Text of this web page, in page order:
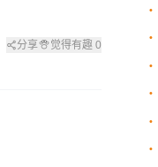
分享 觉得有趣 0